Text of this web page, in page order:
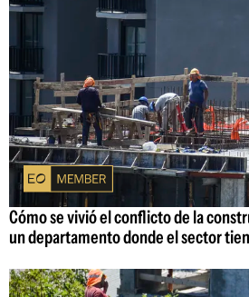
Cómo se vivió el conflicto de la
un departamento donde el sector